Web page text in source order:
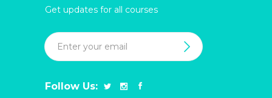
Get updates for all courses
Follow Us: